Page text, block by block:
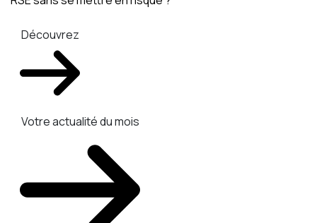
Découvrez
Votre actualité du mois